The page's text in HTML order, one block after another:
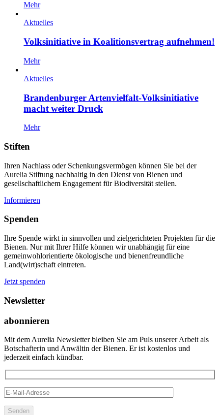
Mehr
Aktuelles
Volksinitiative in Koalitionsvertrag aufnehmen!
Mehr
Aktuelles
Brandenburger Artenvielfalt-Volksinitiative
macht weiter Druck
Mehr
Stiften
Ihren Nachlass oder Schenkungsvermögen können Sie bei der
Aurelia Stiftung nachhaltig in den Dienst von Bienen und
gesellschaftlichem Engagement für Biodiversität stellen.
Informieren
Spenden
Ihre Spende wirkt in sinnvollen und zielgerichteten Projekten für die
Bienen. Nur mit Ihrer Hilfe können wir unabhängig für eine
gemeinwohlorientierte ökologische und bienenfreundliche
Land(wirt)schaft eintreten.
Jetzt spenden
Newsletter
abonnieren
Mit dem Aurelia Newsletter bleiben Sie am Puls unserer Arbeit als
Botschafterin und Anwältin der Bienen. Er ist kostenlos und
jederzeit einfach kündbar.
Senden